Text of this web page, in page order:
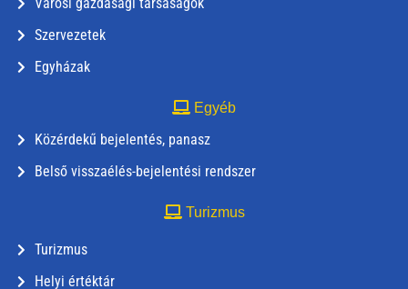
Szervezetek
Egyházak
Egyéb
Közérdekű bejelentés, panasz
Belső visszaélés-bejelentési rendszer
Turizmus
Turizmus
Helyi értéktár